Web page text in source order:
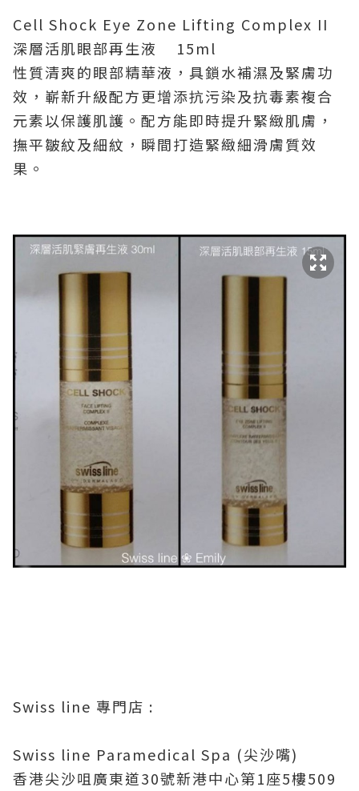
Cell Shock Eye Zone Lifting Complex II
深層活肌眼部再生液 15ml
性質清爽的眼部精華液，具鎖水補濕及緊膚功
效，嶄新升級配方更增添抗污染及抗毒素複合
元素以保護肌護。配方能即時提升緊緻肌膚，
撫平皺紋及細紋，瞬間打造緊緻細滑膚質效
果。
Swiss line 專門店 :
Swiss line Paramedical Spa (尖沙嘴)
香港尖沙咀廣東道30號新港中心第1座5樓509